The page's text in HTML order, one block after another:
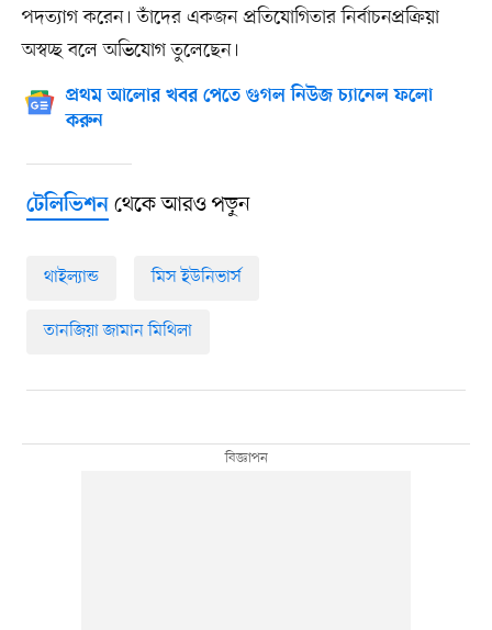
পদত্যাগ করেন। তাঁদের একজন প্রতিযোগিতার নির্বাচনপ্রক্রিয়া
অস্বচ্ছ বলে অভিযোগ তুলেছেন।
প্রথম আলোর খবর পেতে গুগল নিউজ চ্যানেল ফলো
করুন
টেলিভিশনথেকে আরও পড়ুন
থাইল্যান্ড মিস ইউনিভার্স
তানজিয়া জামান মিথিলা